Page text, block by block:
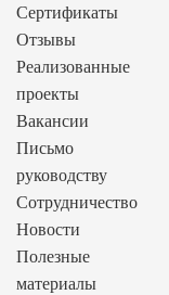
Сертификаты
Отзывы
Реализованные
проекты
Вакансии
Письмо
руководству
Сотрудничество
Новости
Полезные
материалы